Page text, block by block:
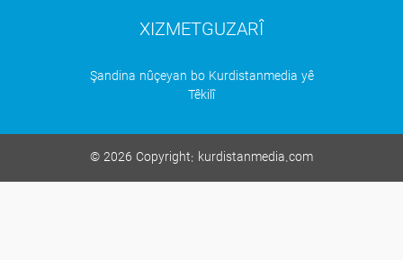
XIZMETGUZARÎ
Şandina nûçeyan bo Kurdistanmedia yê
Têkilî
© 2026 Copyright: kurdistanmedia.com